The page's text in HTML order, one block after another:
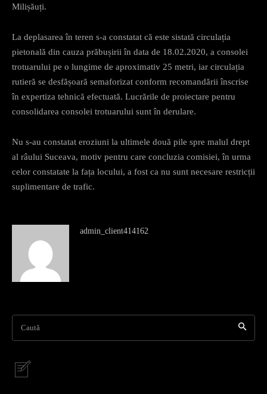
Milișăuți.
La deplasarea în teren s-a constatat că este sistată circulația
pietonală din cauza prăbușirii în data de 18.02.2020, a consolei
trotuarului pe o lungime de aproximativ 25 metri, iar circulația
rutieră se desfășoară semaforizat conform recomandării înscrise
în expertiza tehnică efectuată. Lucrările de proiectare pentru
consolidarea consolei trotuarului sunt în derulare.
Nu s-au constatat eroziuni la ultimele două pile spre malul drept
al râului Suceava, motiv pentru care concluzia comisiei, în urma
celor constatate la fața locului, a fost ca nu sunt necesare restricții
suplimentare de trafic.
admin_client414162
Caută